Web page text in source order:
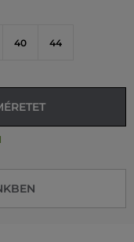
40 44